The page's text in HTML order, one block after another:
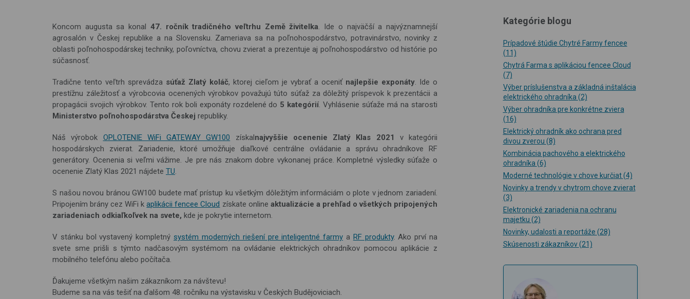
Koncom augusta sa konal 47. ročník tradičného veľtrhu Země živitelka . Ide o najväčší a najvýznamnejší
agrosalón v Českej republike a na Slovensku. Zameriava sa na poľnohospodárstvo, potravinárstvo, novinky z
oblasti poľnohospodárskej techniky, poľovníctva, chovu zvierat a prezentuje aj poľnohospodárstvo od histórie po
súčasnosť.
Tradične tento veľtrh sprevádza súťaž Zlatý koláč, ktorej cieľom je vybrať a oceniť najlepšie exponáty . Ide o
prestížnu záležitosť a výrobcovia ocenených výrobkov považujú túto súťaž za dôležitý príspevok k prezentácii a
propagácii svojich výrobkov. Tento rok boli exponáty rozdelené do 5 kategórií. Vyhlásenie súťaže má na starosti
Ministerstvo poľnohospodárstva Českej republiky.
Náš výrobok OPLOTENIE WiFi GATEWAY GW100 získalnajvyššie ocenenie Zlatý Klas 2021
v kategórii
hospodárskych zvierat. Zariadenie, ktoré umožňuje diaľkové centrálne ovládanie a správu ohradníkove RF
generátory. Ocenenia si veľmi vážime. Je pre nás znakom dobre vykonanej práce. Kompletné výsledky súťaže o
ocenenie Zlatý Klas 2021 nájdete TU
S našou novou bránou GW100 budete mať prístup ku všetkým dôležitým informáciám o plote v jednom zariadení.
Pripojením brány cez WiFi kaplikácii fencee Cloud získate online aktualizácie a prehľad o všetkých pripojených
zariadeniach odkiaľkoľvek na svete, kde je pokrytie internetom.
V stánku bol vystavený kompletný systém moderných riešení pre inteligentné farmy a RF produkty. Ako prví na
svete sme prišli s týmto nadčasovým systémom na ovládanie elektrických ohradníkov pomocou aplikácie z
mobilného telefónu alebo počítača.
Ďakujeme všetkým našim zákazníkom za návštevu!
Budeme sa na vás tešiť na ďalšom 48. ročníku na výstavisku v Českých Budějoviciach.
Kategórie blogu
Prípadové štúdie Chytré Farmy fencee
(11)
Chytrá Farma s aplikáciou fencee Cloud
(7)
Výber príslušenstva a základná inštalácia
elektrického ohradníka (2)
Výber ohradníka pre konkrétne zviera
(16)
Elektrický ohradník ako ochrana pred
divou zverou (8)
Kombinácia pachového a elektrického
ohradníka (6)
Moderné technológie v chove kurčiat(4)
Novinky a trendy v chytrom chove zvierat
(3)
Elektronické zariadenia na ochranu
majetku (2)
Novinky, udalosti a reportáže (28)
Skúsenosti zákazníkov(21)